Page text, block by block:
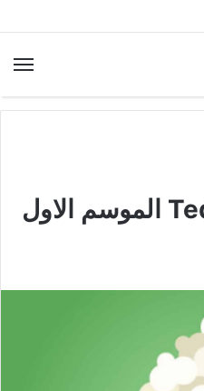
مسلسل Ted Lasso الموسم الاول